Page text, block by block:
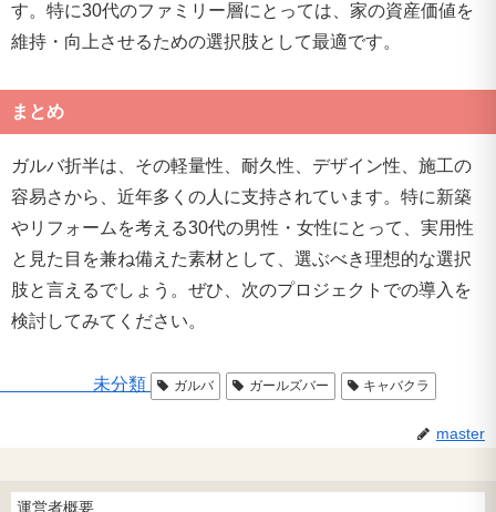
す。特に30代のファミリー層にとっては、家の資産価値を
維持・向上させるための選択肢として最適です。
まとめ
ガルバ折半は、その軽量性、耐久性、デザイン性、施工の
容易さから、近年多くの人に支持されています。特に新築
やリフォームを考える30代の男性・女性にとって、実用性
と見た目を兼ね備えた素材として、選ぶべき理想的な選択
肢と言えるでしょう。ぜひ、次のプロジェクトでの導入を
検討してみてください。
未分類 ガルバ ガールズバー キャバクラ
master
運営者概要